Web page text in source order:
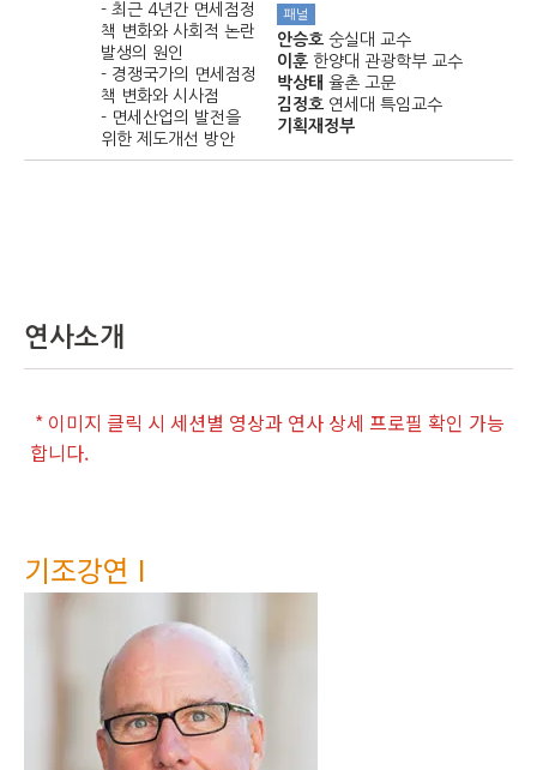
- 최근 4년간 면세점정
책 변화와 사회적 논란
발생의 원인
- 경쟁국가의 면세점정
책 변화와 시사점
- 면세산업의 발전을
위한 제도개선 방안
패널
안승호 숭실대 교수
이훈 한양대 관광학부 교수
박상태 율촌 고문
김정호 연세대 특임교수
기획재정부
연사소개
* 이미지 클릭 시 세션별 영상과 연사 상세 프로필 확인 가능
합니다.
기조강연 I